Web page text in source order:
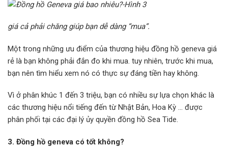
giá cả phải chăng giúp bạn dễ dàng “mua”.
Một trong những ưu điểm của thương hiệu đồng hồ geneva giá
rẻ là bạn không phải đắn đo khi mua. tuy nhiên, trước khi mua,
bạn nên tìm hiểu xem nó có thực sự đáng tiền hay không.
Vì ở phân khúc 1 đến 3 triệu, bạn có nhiều sự lựa chọn khác là
các thương hiệu nổi tiếng đến từ Nhật Bản, Hoa Kỳ … được
phân phối tại các đại lý ủy quyền đồng hồ Sea Tide.
3. Đồng hồ geneva có tốt không?